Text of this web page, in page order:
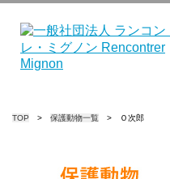
TOP > 保護動物一覧 > Ｏ次郎